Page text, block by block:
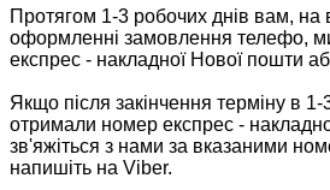
Протягом 1-3 робочих днів вам, на
оформленні замовлення телефо,
експрес - накладної Нової пошти
Якщо після закінчення терміну в
отримали номер експрес -
зв'яжіться з нами за вказаними
напишіть на Viber.